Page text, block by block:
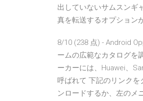
出していないサムスンギ
真を転送するオプション
8/10 (238 点) - Android
ームの広範なカタログを
ーカーには、Huawei、
呼ばれて 下記のリンクを
ンロードするか、左のメ